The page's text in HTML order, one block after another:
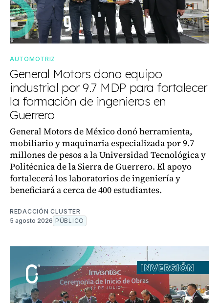
AUTOMOTRIZ
General Motors dona equipo
industrial por 9.7 MDP para fortalecer
la formación de ingenieros en
Guerrero
General Motors de México donó herramienta,
mobiliario y maquinaria especializada por 9.7
millones de pesos a la Universidad Tecnológica y
Politécnica de la Sierra de Guerrero. El apoyo
fortalecerá los laboratorios de ingeniería y
beneficiará a cerca de 400 estudiantes.
REDACCIÓN CLUSTER
5 agosto 2026 PÚBLICO